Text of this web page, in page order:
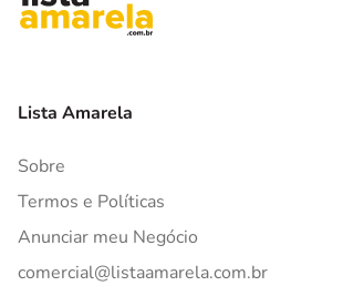
Lista Amarela
Sobre
Termos e Políticas
Anunciar meu Negócio
comercial@listaamarela.com.br